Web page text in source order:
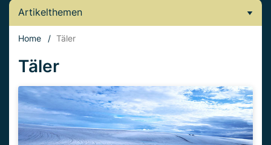
Artikelthemen
Home / Täler
Täler